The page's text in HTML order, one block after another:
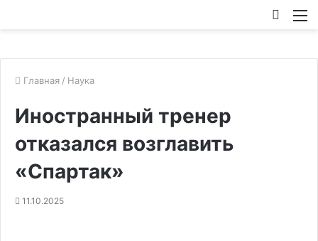
Главная / Наука
Иностранный тренер
отказался возглавить
«Спартак»
11.10.2025